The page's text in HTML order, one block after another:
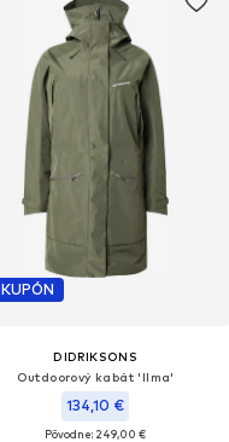
KUPÓN
DIDRIKSONS
Outdoorový kabát 'Ilma'
134,10 €
Pôvodne: 249,00 €